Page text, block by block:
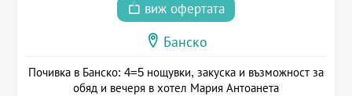
виж офертата
Банско
Почивка в Банско: 4=5 нощувки, закуска и възможност за
обяд и вечеря в хотел Мария Антоанета